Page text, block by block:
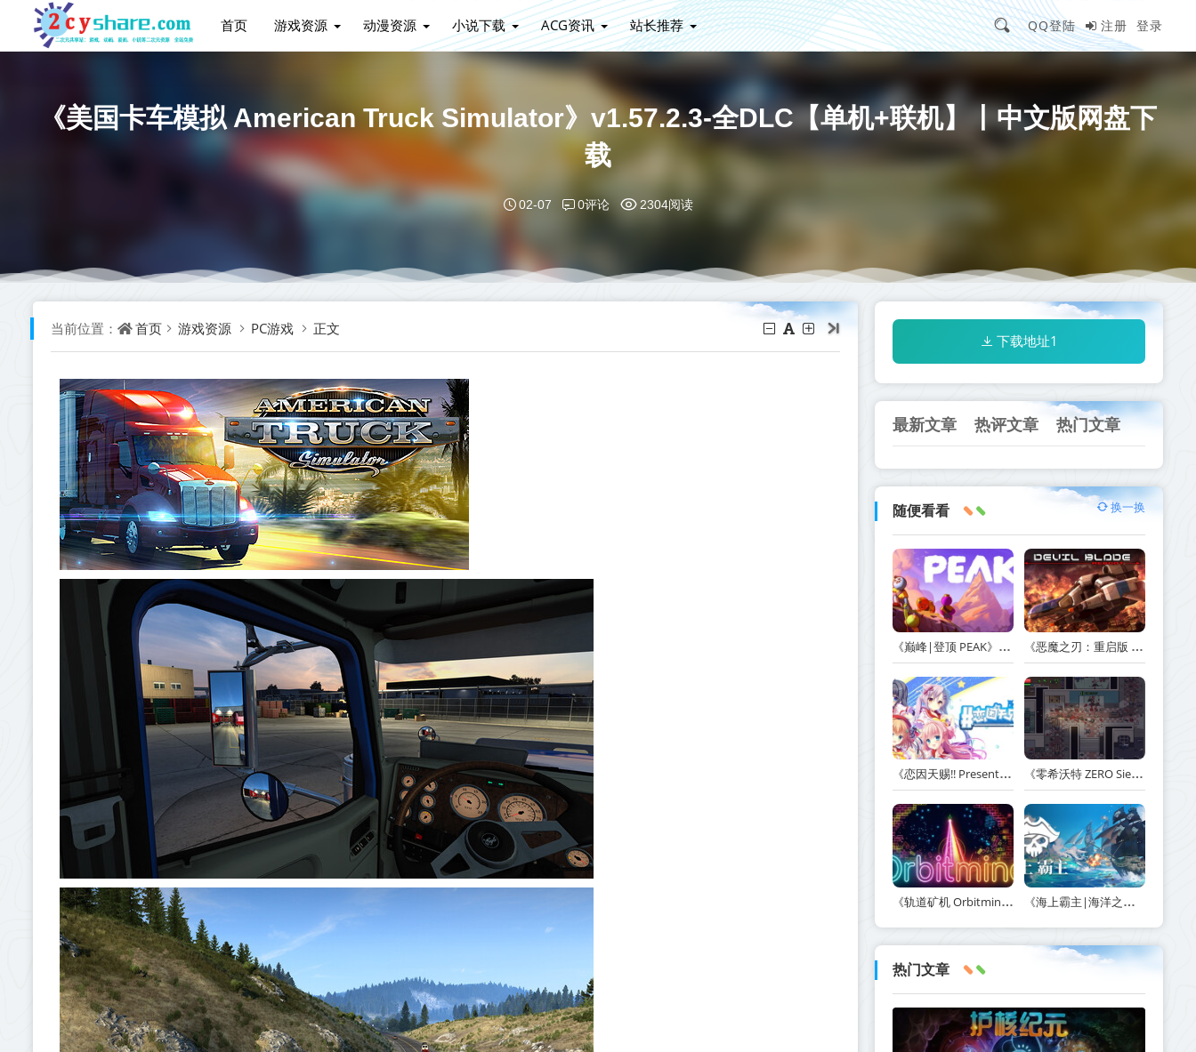
首页 游戏资源 动漫资源 小说下载 ACG资讯 站长推荐 QQ登陆 注册 登录
《美国卡车模拟 American Truck Simulator》v1.57.2.3-全DLC【单机+联机】丨中文版网盘下
载
02-07 0评论 2304阅读
当前位置： 首页 游戏资源 PC游戏 正文
下载地址1
最新文章 热评文章 热门文章
随便看看 换一换
《巅峰|登顶 PEAK》v1.47.a【单机+联机】丨中文版网盘下载 《恶魔之刃：重启版 DEVIL BLADE REBOOT》v1.2.4-免安装中文版丨中文版网盘下载
《恋因天赐!! Present From Angel Template!! An Angel's Gift》Build.23930554-免安装中文版丨中文版网盘下载 《零希沃特 ZERO Sievert》v1.2.59-免安装中文版丨中文版网盘下载
《轨道矿机 Orbitmine》Build.24135737-免安装中文版丨中文版网盘下载 《海上霸主|海洋之王|七海之王 King of Seas》v1.20-免安装中文版丨中文版网盘下载
热门文章